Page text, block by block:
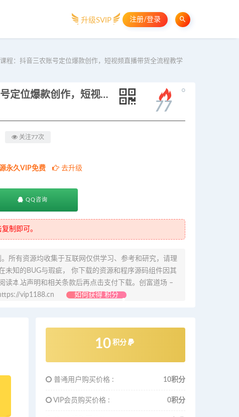
升级SVIP 注册/登录
程：抖音三农账号定位爆款创作，短视频直播带货全流程教学
2026三农新媒体电商实操课程：抖音三农账号定位爆款创作，短视频直播带货全流程教学
77
。
关注77次
永久VIP免费 去升级
QQ咨询
制即可。
所有资源均收集于互联网仅供学习、参考和研究，请理
知的BUG与瑕疵， 你下载的资源和程序源码组件因其
读本站声明和相关条款后再点击支付下载。创富道场 –
vip1188.cn
如何获得 积分
10 积分
普通用户购买价格 : 10积分
VIP会员购买价格 : 0积分